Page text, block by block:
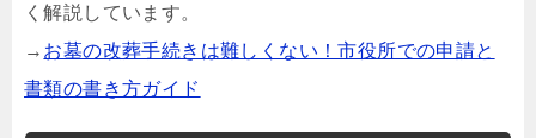
く解説しています。
→ お墓の改葬手続きは難しくない！市役所での申請と
書類の書き方ガイド